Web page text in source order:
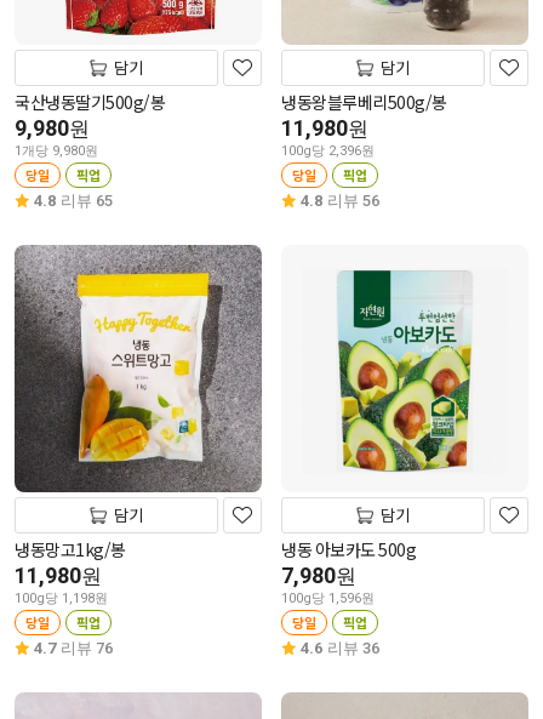
담기
국산냉동딸기500g/봉
9,980원
1개당 9,980원
당일 픽업
4.8 리뷰 65
담기
냉동왕블루베리500g/봉
11,980원
100g당 2,396원
당일 픽업
4.8 리뷰 56
담기
냉동망고1kg/봉
11,980원
100g당 1,198원
당일 픽업
4.7 리뷰 76
담기
냉동 아보카도 500g
7,980원
100g당 1,596원
당일 픽업
4.6 리뷰 36